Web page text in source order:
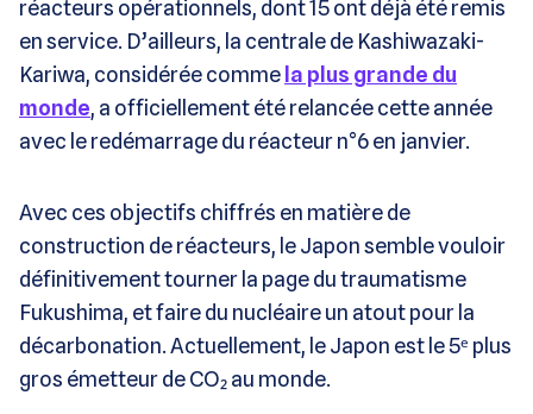
réacteurs opérationnels, dont 15 ont déjà été remis
en service. D’ailleurs, la centrale de Kashiwazaki-
Kariwa, considérée commela plus grande du
monde, a officiellement été relancée cette année
avec le redémarrage du réacteur n°6 en janvier.
Avec ces objectifs chiffrés en matière de
construction de réacteurs, le Japon semble vouloir
définitivement tourner la page du traumatisme
Fukushima, et faire du nucléaire un atout pour la
décarbonation. Actuellement, le Japon est le 5ᵉ plus
gros émetteur de CO₂ au monde.